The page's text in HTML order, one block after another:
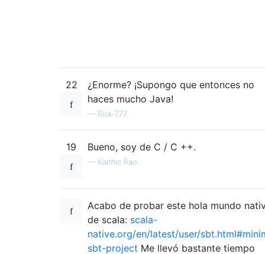
22
¿Enorme? ¡Supongo que entonces no
haces mucho Java!
— Rick-777
19 Bueno, soy de C / C ++.
— Karthic Rao
Acabo de probar este hola mundo
de scala: scala-
native.org/en/latest/user/
sbt-project Me llevó bastante tiempo